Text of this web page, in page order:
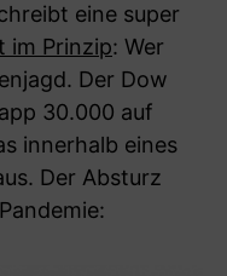
eine super
im Prinzip: Wer
Der Dow
30.000 auf
innerhalb eines
Der Absturz